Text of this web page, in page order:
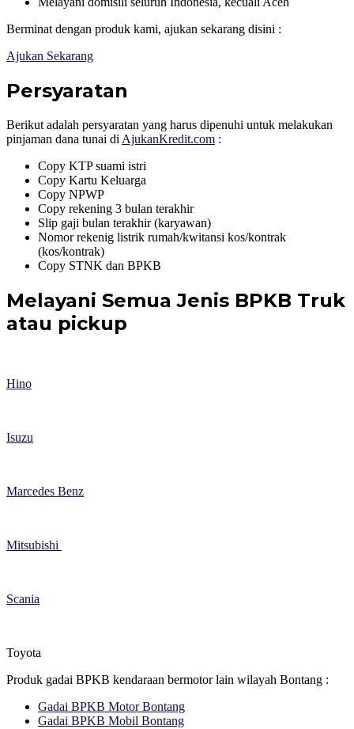
Berminat dengan produk kami, ajukan sekarang disini :
Ajukan Sekarang
Persyaratan
Berikut adalah persyaratan yang harus dipenuhi untuk melakukan
pinjaman dana tunai di AjukanKredit.com :
Copy KTP suami istri
Copy Kartu Keluarga
Copy NPWP
Copy rekening 3 bulan terakhir
Slip gaji bulan terakhir (karyawan)
Nomor rekenig listrik rumah/kwitansi kos/kontrak
(kos/kontrak)
Copy STNK dan BPKB
Melayani Semua Jenis BPKB Truk
atau pickup
Hino
Isuzu
Marcedes Benz
Mitsubishi
Scania
Toyota
Produk gadai BPKB kendaraan bermotor lain wilayah Bontang :
Gadai BPKB Motor Bontang
Gadai BPKB Mobil Bontang